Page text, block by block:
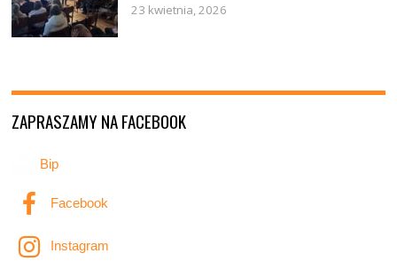
23 kwietnia, 2026
ZAPRASZAMY NA FACEBOOK
Bip
Facebook
Instagram